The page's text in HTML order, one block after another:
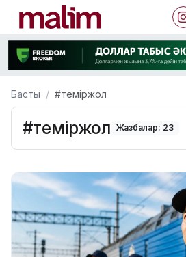
Басты #теміржол
#теміржол Жазбалар: 23